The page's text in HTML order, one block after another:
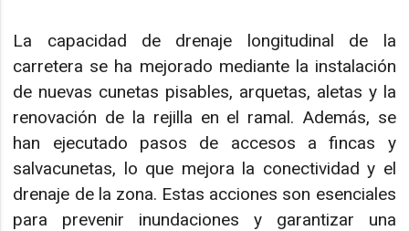
La capacidad de drenaje longitudinal de la
carretera se ha mejorado mediante la instalación
de nuevas cunetas pisables, arquetas, aletas y la
renovación de la rejilla en el ramal. Además, se
han ejecutado pasos de accesos a fincas y
salvacunetas, lo que mejora la conectividad y el
drenaje de la zona. Estas acciones son esenciales
para prevenir inundaciones y garantizar una